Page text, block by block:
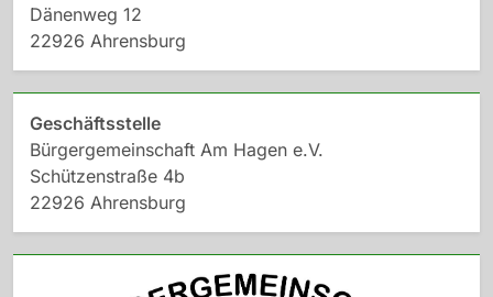
Dänenweg 12
22926 Ahrensburg
Geschäftsstelle
Bürgergemeinschaft Am Hagen e.V.
Schützenstraße 4b
22926 Ahrensburg